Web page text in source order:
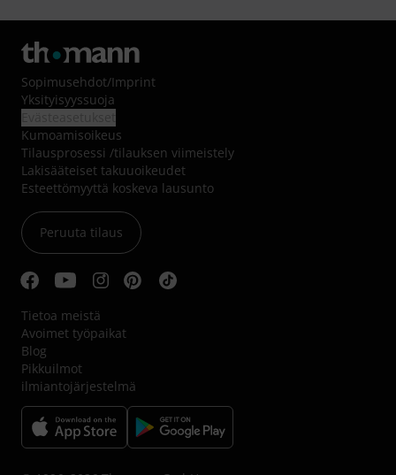
Sopimusehdot/Imprint
Yksityisyyssuoja
Kumoamisoikeus
Tilausprosessi /tilauksen viimeistely
Lakisääteiset takuuoikeudet
Esteettömyyttä koskeva lausunto
Peruuta tilaus
Tietoa meistä
Avoimet työpaikat
Blog
Pikkuilmot
ilmiantojärjestelmä